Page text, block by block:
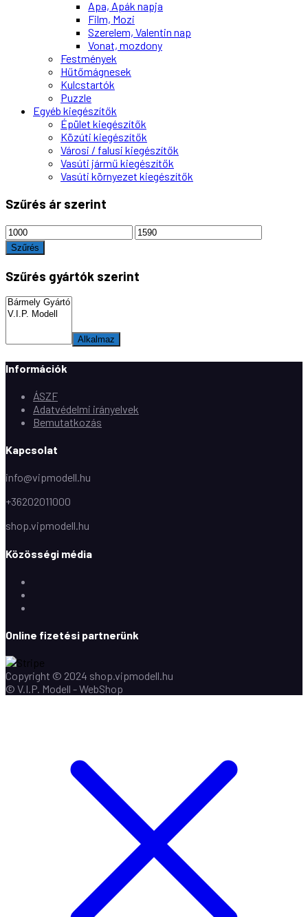
Apa, Apák napja
Film, Mozi
Szerelem, Valentin nap
Vonat, mozdony
Festmények
Hűtőmágnesek
Kulcstartók
Puzzle
Egyéb kiegészítők
Épület kiegészítők
Közúti kiegészítők
Városi / falusi kiegészítők
Vasúti jármű kiegészítők
Vasúti környezet kiegészítők
Szűrés ár szerint
Min
ár
Max
ár
Szűrés
Szűrés gyártók szerint
Alkalmaz
Információk
ÁSZF
Adatvédelmi irányelvek
Bemutatkozás
Kapcsolat
info@vipmodell.hu
+36202011000
shop.vipmodell.hu
Közösségi média
Online fizetési partnerünk
Copyright © 2024 shop.vipmodell.hu
© V.I.P. Modell - WebShop